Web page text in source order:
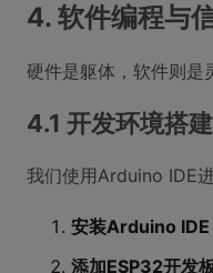
4. 软件编程与
硬件是躯体，软件则是
4.1 开发环境搭
我们使用Arduino IDE
安装Arduino IDE
添加ESP32开发